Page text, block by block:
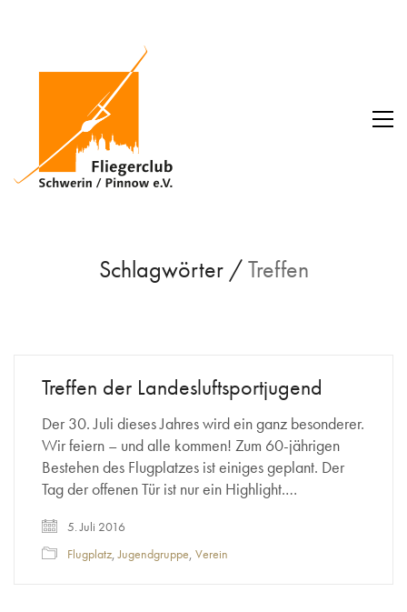
Schlagwörter /Treffen
Treffen der Landesluftsportjugend
Der 30. Juli dieses Jahres wird ein ganz besonderer.
Wir feiern – und alle kommen! Zum 60-jährigen
Bestehen des Flugplatzes ist einiges geplant. Der
Tag der offenen Tür ist nur ein Highlight.…
5. Juli 2016
Flugplatz,Jugendgruppe, Verein